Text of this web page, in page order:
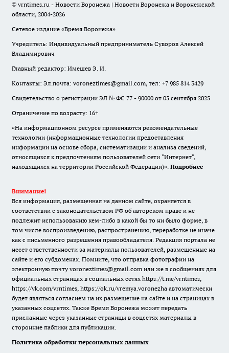
© vrntimes.ru - Новости Воронежа | Новости Воронежа и Воронежской
области, 2004-2026
Сетевое издание «Время Воронежа»
Учредитель: Индивидуальный предприниматель Суворов Алексей
Владимирович
Главный редактор: Имешев Э. И.
Контакты: Эл.почта: voroneztimes@gmail.com, тел: +7 985 814 3429
Свидетельство о регистрации ЭЛ № ФС 77 - 90000 от 05 сентября 2025
Ограничение по возрасту: 16+
«На информационном ресурсе применяются рекомендательные
технологии (информационные технологии предоставления
информации на основе сбора, систематизации и анализа сведений,
относящихся к предпочтениям пользователей сети "Интернет",
находящихся на территории Российской Федерации)». Подробнее
Внимание!
Вся информация, размещенная на данном сайте, охраняется в
соответствии с законодательством РФ об авторском праве и не
подлежит использованию кем-либо в какой бы то ни было форме, в
том числе воспроизведению, распространению, переработке не иначе
как с письменного разрешения правообладателя. Редакция портала не
несет ответственности за материалы пользователей, размещенные на
сайте и его субдоменах. Помните, что отправка фотографии на
электронную почту voroneztimes@gmail.com или же в сообщениях для
официальных страницах в социальных сетях https://t.me/vrntimes,
https://vk.com/vrntimes, https://ok.ru/vremya.voronezha автоматически
будет являться согласием на их размещение на сайте и на страницах в
указанных соцсетях. Также Время Воронежа может передать
присланные через указанные страницы в соцсетях материалы в
сторонние паблики для публикации.
Политика обработки персональных данных